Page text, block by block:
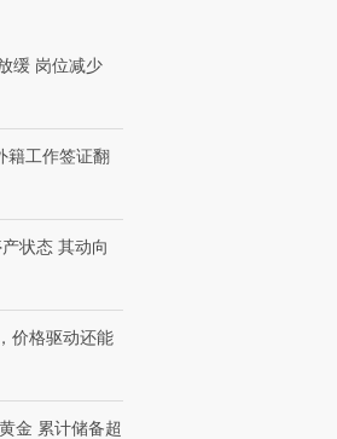
缓 岗位减少
籍工作签证翻
状态 其动向
价格驱动还能
金 累计储备超